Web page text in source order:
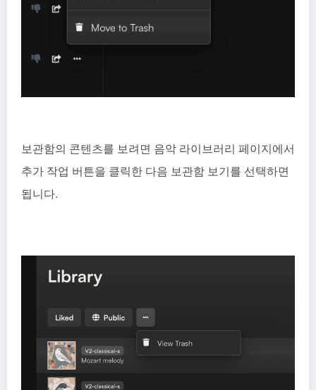
보관함의 콘텐츠를 보려면 음악 라이브러리 페이지에서
추가 작업 버튼을 클릭한 다음 보관함 보기를 선택하면
됩니다.